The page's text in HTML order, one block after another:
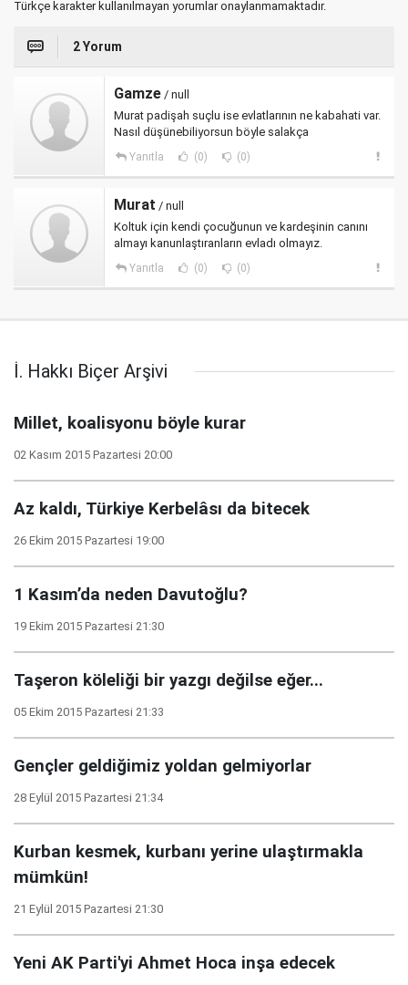
Türkçe karakter kullanılmayan yorumlar onaylanmamaktadır.
2 Yorum
Gamze / null
Murat padişah suçlu ise evlatlarının ne kabahati var.
Nasıl düşünebiliyorsun böyle salakça
Yanıtla (0) (0)
Murat / null
Koltuk için kendi çocuğunun ve kardeşinin canını
almayı kanunlaştıranların evladı olmayız.
Yanıtla (0) (0)
İ. Hakkı Biçer Arşivi
Millet, koalisyonu böyle kurar
02 Kasım 2015 Pazartesi 20:00
Az kaldı, Türkiye Kerbelâsı da bitecek
26 Ekim 2015 Pazartesi 19:00
1 Kasım’da neden Davutoğlu?
19 Ekim 2015 Pazartesi 21:30
Taşeron köleliği bir yazgı değilse eğer...
05 Ekim 2015 Pazartesi 21:33
Gençler geldiğimiz yoldan gelmiyorlar
28 Eylül 2015 Pazartesi 21:34
Kurban kesmek, kurbanı yerine ulaştırmakla
mümkün!
21 Eylül 2015 Pazartesi 21:30
Yeni AK Parti'yi Ahmet Hoca inşa edecek